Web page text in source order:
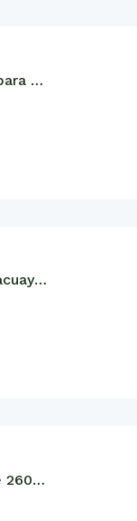
La Castellana te espera un ALQUILER para un Ejecutivo
Pent House de lujo en Venta en Macaracuay (parte alta) 600M2
El ROSAL, Alquiler y Venta, Pent House 260M2